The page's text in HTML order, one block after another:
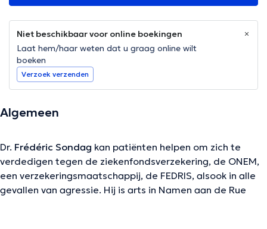
Niet beschikbaar voor online boekingen
Laat hem/haar weten dat u graag online wilt
boeken
Verzoek verzenden
Algemeen
Dr. Frédéric Sondag kan patiënten helpen om zich te
verdedigen tegen de ziekenfondsverzekering, de ONEM,
een verzekeringsmaatschappij, de FEDRIS, alsook in alle
gevallen van agressie. Hij is arts in Namen aan de Rue